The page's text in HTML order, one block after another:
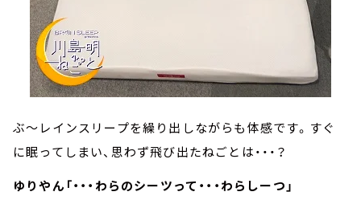
ぶ～レインスリープを繰り出しながらも体感です。すぐ
に眠ってしまい、思わず飛び出たねごとは・・・？
ゆりやん「・・・わらのシーツって・・・わらしーつ」